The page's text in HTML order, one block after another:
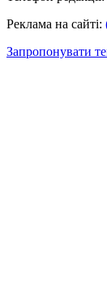
Реклама на сайті:
Запропонувати